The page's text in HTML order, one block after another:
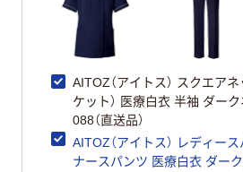
AITOZ（アイトス） スクエア
ケット） 医療白衣 半袖 ダー
088（直送品）
AITOZ（アイトス） レディース
ナースパンツ 医療白衣 ダー